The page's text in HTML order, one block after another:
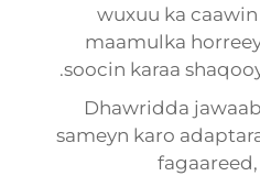
wuxuu ka
maamulka
soocin karaa
Dhawridda
sameyn karo